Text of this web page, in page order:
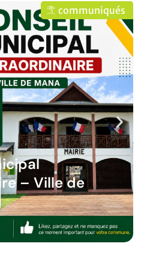
communiqués
– Ville de